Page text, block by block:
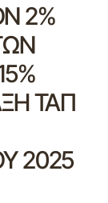
2%
ΤΑΠ
2025